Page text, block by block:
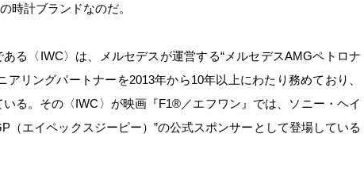
時計ブランドなのだ。
る〈IWC〉は、メルセデスが運営する“メルセデスAMGペトロナ
リングパートナーを2013年から10年以上にわたり務めており、
る。その〈IWC〉が映画『F1®／エフワン』では、ソニー・ヘイ
（エイペックスジーピー）”の公式スポンサーとして登場している